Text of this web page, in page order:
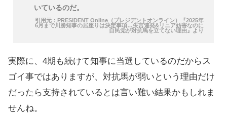
いているのだ。
引用元：PRESIDENT Online（プレジデントオンライン）『2025年
6月まで川勝知事の居座りは決定事項…失言連発&リニア妨害なのに
自民党が対抗馬を立てない理由』より
実際に、4期も続けて知事に当選しているのだからス
ゴイ事ではありますが、対抗馬が弱いという理由だけ
だったら支持されているとは言い難い結果かもしれま
せんね。